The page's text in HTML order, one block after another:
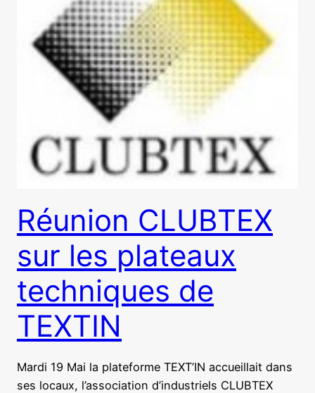
Réunion CLUBTEX
sur les plateaux
techniques de
TEXTIN
Mardi 19 Mai la plateforme TEXT’IN accueillait dans
ses locaux, l’association d’industriels CLUBTEX